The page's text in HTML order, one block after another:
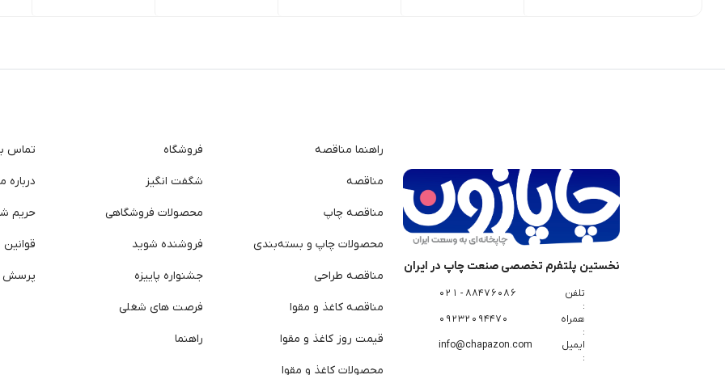
نخستین پلتفرم تخصصی صنعت چاپ در ایران
تلفن
:
88476086 - 021
همراه
:
09232094470
ایمیل
:
info@chapazon.com
راهنما مناقصه
مناقصه
مناقصه چاپ
محصولات چاپ و بسته‌بندی
مناقصه طراحی
مناقصه کاغذ و مقوا
قیمت روز کاغذ و مقوا
محصولات کاغذ و مقوا
فروشگاه
شگفت انگیز
محصولات فروشگاهی
فروشنده شوید
جشنواره پاییزه
فرصت های شغلی
راهنما
تماس
درباره
حریم
پرسش